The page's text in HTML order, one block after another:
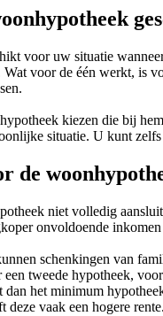
voor uw situatie
voor de één werkt, is
kiezen die bij
situatie. U kunt
de
niet volledig
onvoldoende
schenkingen van
tweede hypotheek,
het minimum
deze vaak een hogere rente.